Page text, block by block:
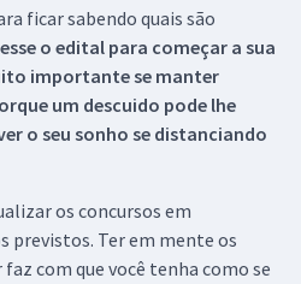
ficar sabendo quais são
o edital para começar a sua
importante se manter
um descuido pode lhe
o seu sonho se distanciando
os concursos em
previstos. Ter em mente os
com que você tenha como se